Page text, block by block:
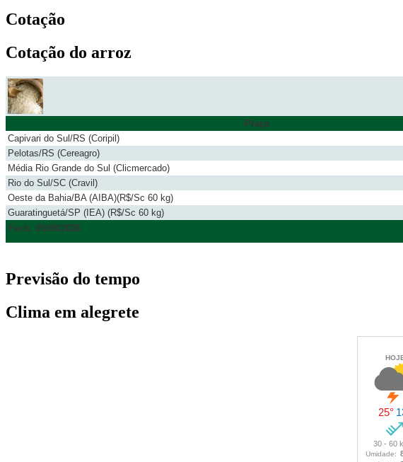
Cotação
Cotação do arroz
Praça
Capivari do Sul/RS (Coripil)
Pelotas/RS (Cereagro)
Média Rio Grande do Sul (Clicmercado)
Rio do Sul/SC (Cravil)
Oeste da Bahia/BA (AIBA)(R$/Sc 60 kg)
Guaratinguetá/SP (IEA) (R$/Sc 60 kg)
Fech. 05/08/2026
Previsão do tempo
Clima em alegrete